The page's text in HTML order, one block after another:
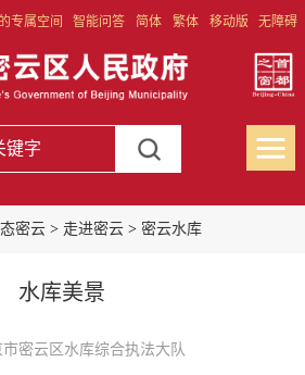
专属空间 智能问答 简体 繁体 移动版 无障碍
密云> 走进密云> 密云水库
水库美景
密云区水库综合执法大队